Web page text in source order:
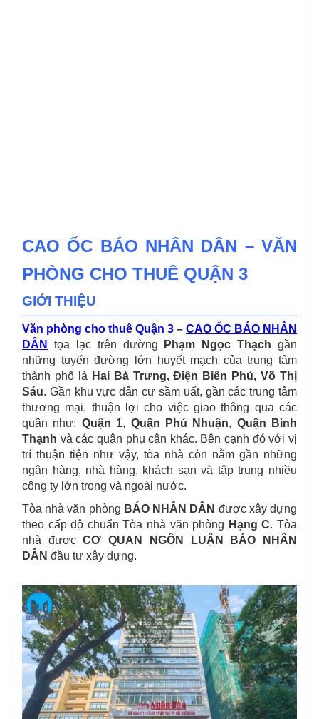
CAO ỐC BÁO NHÂN DÂN – VĂN
PHÒNG CHO THUÊ QUẬN 3
GIỚI THIỆU
Văn phòng cho thuê Quận 3 – CAO ỐC BÁO NHÂN
DÂN
tọa lạc trên đường Phạm Ngọc Thạch gần
những tuyến đường lớn huyết mạch của trung tâm
thành phố là Hai Bà Trưng, Điện Biên Phủ, Võ Thị
Sáu. Gần khu vực dân cư sầm uất, gần các trung tâm
thương mại, thuận lợi cho việc giao thông qua các
quận như: Quận 1, Quận Phú Nhuận, Quận Bình
Thạnh và các quận phụ cận khác. Bên cạnh đó với vị
trí thuận tiện như vậy, tòa nhà còn nằm gần những
ngân hàng, nhà hàng, khách sạn và tập trung nhiều
công ty lớn trong và ngoài nước.
Tòa nhà văn phòng BÁO NHÂN DÂN được xây dựng
theo cấp độ chuẩn Tòa nhà văn phòng Hạng C. Tòa
nhà đượcCƠ QUAN NGÔN LUẬN BÁO NHÂN
DÂN đầu tư xây dựng.